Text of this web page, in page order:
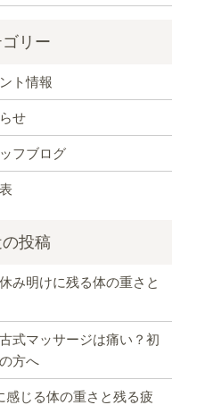
ト情報
せ
フブログ
み明けに残る体の重さと
式マッサージは痛い？初
方へ
感じる体の重さと残る疲